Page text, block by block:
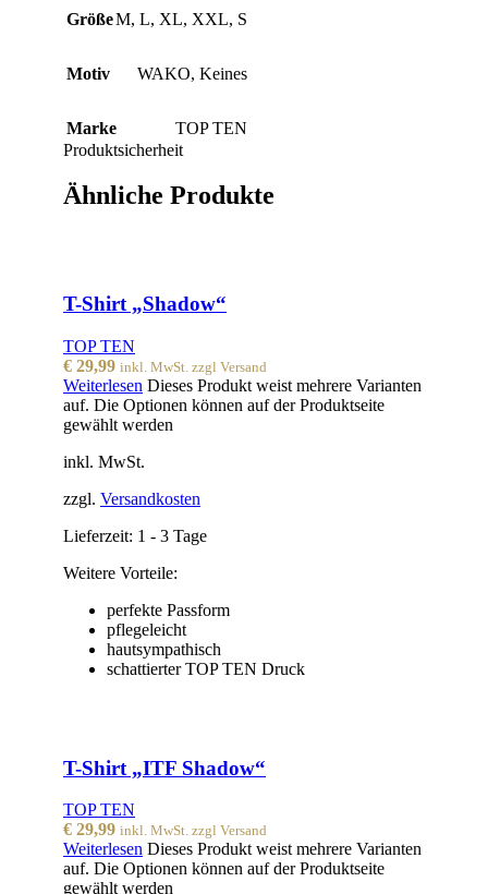
GrößeM, L, XL, XXL, S
Motiv WAKO, Keines
Marke
TOP TEN
Produktsicherheit
Ähnliche Produkte
T-Shirt „Shadow“
TOP TEN
€ 29,99 inkl. MwSt. zzgl Versand
Weiterlesen Dieses Produkt weist mehrere Varianten
auf. Die Optionen können auf der Produktseite
gewählt werden
inkl. MwSt.
zzgl. Versandkosten
Lieferzeit: 1 - 3 Tage
Weitere Vorteile:
perfekte Passform
pflegeleicht
hautsympathisch
schattierter TOP TEN Druck
T-Shirt „ITF Shadow“
TOP TEN
€ 29,99 inkl. MwSt. zzgl Versand
Weiterlesen Dieses Produkt weist mehrere Varianten
auf. Die Optionen können auf der Produktseite
gewählt werden